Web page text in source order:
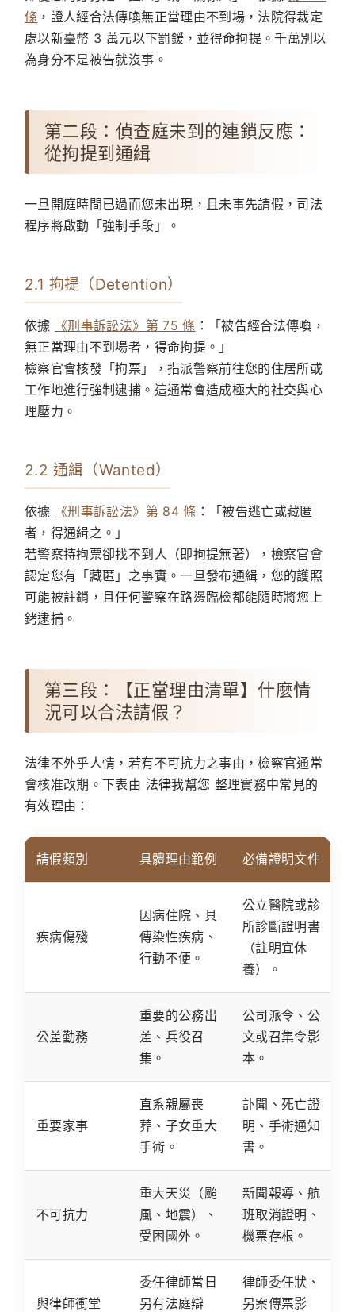
條 ，證人經合法傳喚無正當理由不到場，法院得裁定
處以新臺幣 3 萬元以下罰鍰，並得命拘提。千萬別以
為身分不是被告就沒事。
第二段：偵查庭未到的連鎖反應：
從拘提到通緝
一旦開庭時間已過而您未出現，且未事先請假，司法
程序將啟動「強制手段」。
2.1 拘提（Detention）
依據 《刑事訴訟法》第 75 條 ：「被告經合法傳喚，
無正當理由不到場者，得命拘提。」
檢察官會核發「拘票」，指派警察前往您的住居所或
工作地進行強制逮捕。這通常會造成極大的社交與心
理壓力。
2.2 通緝（Wanted）
依據 《刑事訴訟法》第 84 條 ：「被告逃亡或藏匿
者，得通緝之。」
若警察持拘票卻找不到人（即拘提無著），檢察官會
認定您有「藏匿」之事實。一旦發布通緝，您的護照
可能被註銷，且任何警察在路邊臨檢都能隨時將您上
銬逮捕。
第三段：【正當理由清單】什麼情
況可以合法請假？
法律不外乎人情，若有不可抗力之事由，檢察官通常
會核准改期。下表由 法律我幫您 整理實務中常見的
有效理由：
請假類別 具體理由範例 必備證明文件
疾病傷殘
因病住院、具
傳染性疾病、
行動不便。
公立醫院或診
所診斷證明書
（註明宜休
養）。
公差勤務
重要的公務出
差、兵役召
集。
公司派令、公
文或召集令影
本。
重要家事
直系親屬喪
葬、子女重大
手術。
訃聞、死亡證
明、手術通知
書。
不可抗力
重大天災（颱
風、地震）、
受困國外。
新聞報導、航
班取消證明、
機票存根。
與律師衝堂
委任律師當日
另有法庭辯
律師委任狀、
另案傳票影